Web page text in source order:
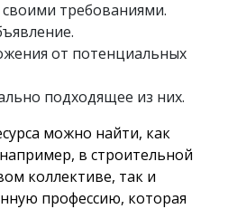
требованиями.
от потенциальных
подходящее из них.
можно найти, как
в строительной
коллективе, так и
профессию, которая